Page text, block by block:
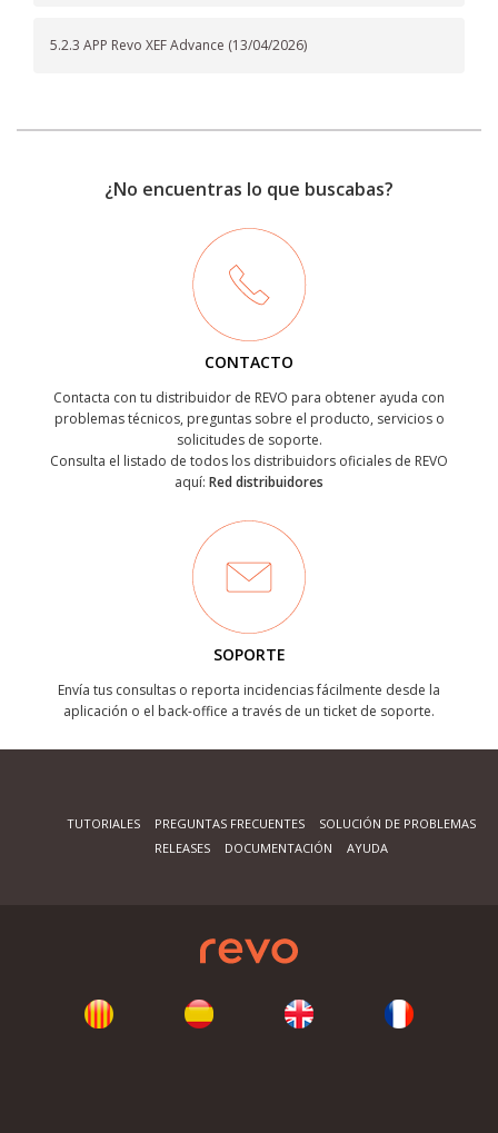
5.2.3 APP Revo XEF Advance (13/04/2026)
¿No encuentras lo que buscabas?
CONTACTO
Contacta con tu distribuidor de REVO para obtener ayuda con
problemas técnicos, preguntas sobre el producto, servicios o
solicitudes de soporte.
Consulta el listado de todos los distribuidors oficiales de REVO
aquí: Red distribuidores
SOPORTE
Envía tus consultas o reporta incidencias fácilmente desde la
aplicación o el back-office a través de un ticket de soporte.
TUTORIALES PREGUNTAS FRECUENTES
SOLUCIÓN DE PROBLEMAS
RELEASES
DOCUMENTACIÓN AYUDA